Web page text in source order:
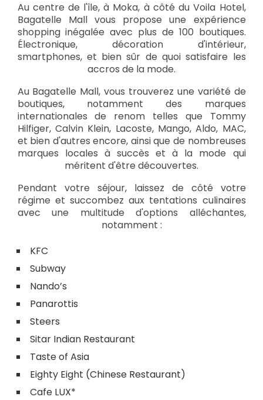
Au centre de l'île, à Moka, à côté du Voila Hotel,
Bagatelle Mall vous propose une expérience
shopping inégalée avec plus de 100 boutiques.
Électronique, décoration d'intérieur,
smartphones, et bien sûr de quoi satisfaire les
accros de la mode.
Au Bagatelle Mall, vous trouverez une variété de
boutiques, notamment des marques
internationales de renom telles que Tommy
Hilfiger, Calvin Klein, Lacoste, Mango, Aldo, MAC,
et bien d'autres encore, ainsi que de nombreuses
marques locales à succès et à la mode qui
méritent d'être découvertes.
Pendant votre séjour, laissez de côté votre
régime et succombez aux tentations culinaires
avec une multitude d'options alléchantes,
notamment :
KFC
Subway
Nando’s
Panarottis
Steers
Sitar Indian Restaurant
Taste of Asia
Eighty Eight (Chinese Restaurant)
Cafe LUX*